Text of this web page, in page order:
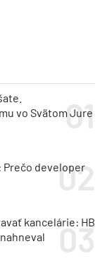
vo Svätom Jure
Prečo developer
kancelárie: HB